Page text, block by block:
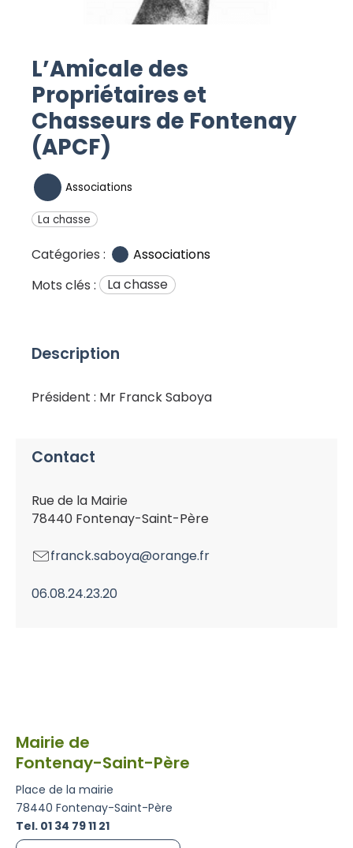
L’Amicale des
Propriétaires et
Chasseurs de Fontenay
(APCF)
Associations
La chasse
Catégories :
Associations
Mots clés :
La chasse
Description
Président : Mr Franck Saboya
Contact
Rue de la Mairie
78440 Fontenay-Saint-Père
franck.saboya@orange.fr
06.08.24.23.20
Mairie de
Fontenay-Saint-Père
Place de la mairie
78440 Fontenay-Saint-Père
Tel. 01 34 79 11 21